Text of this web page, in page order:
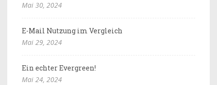
Mai 30, 2024
E-Mail Nutzung im Vergleich
Mai 29, 2024
Ein echter Evergreen!
Mai 24, 2024